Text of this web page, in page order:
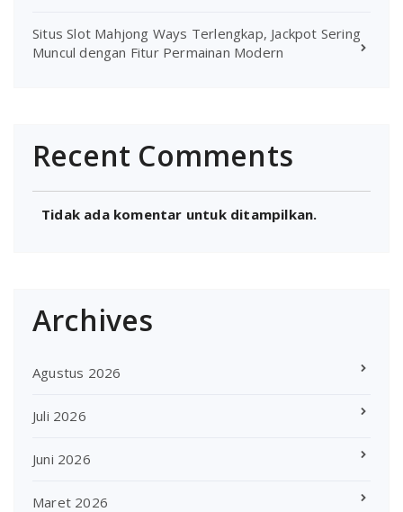
Situs Slot Mahjong Ways Terlengkap, Jackpot Sering
Muncul dengan Fitur Permainan Modern
Recent Comments
Tidak ada komentar untuk ditampilkan.
Archives
Agustus 2026
Juli 2026
Juni 2026
Maret 2026